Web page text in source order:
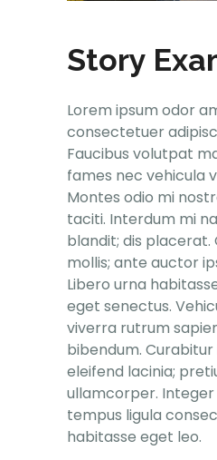
Story
Lorem ipsum odor
consectetuer
Faucibus volutpat
fames nec vehicula
Montes odio mi
taciti. Interdum mi
blandit; dis placerat.
mollis; ante auctor
Libero urna
eget senectus.
viverra rutrum
bibendum.
eleifend lacinia;
ullamcorper. Integer
tempus ligula
habitasse eget leo.